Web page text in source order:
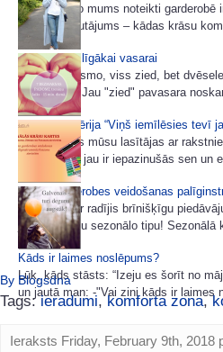
Daudzām no mums noteikti
noteikti ir jautājums – kādas krāsu
3 padomi stilīgākai vasarai
Daba jau līksmo, viss zied, bet
garderobei? Jau "zied" pavasara
7 padomu sērija “Viņš iemīlēsies tevī
Ļoti daudzas mūsu lasītājas ar
e-grāmatām jau ir iepazinušās sen un
Jauns garderobes veidošanas
Buduars.lv ir radījis brīnišķīgu
jau zina savu sezonālo tipu! Sezonālā
Kāds ir laimes noslēpums?
Lūk, kāds stāsts: “Izeju es šorīt no
un jautā man: -"Vai zini kāds ir laimes
By Blogsdna
Tags:ieradumi,komforta zona,
Ieraksts Friday, February 9th, 2018